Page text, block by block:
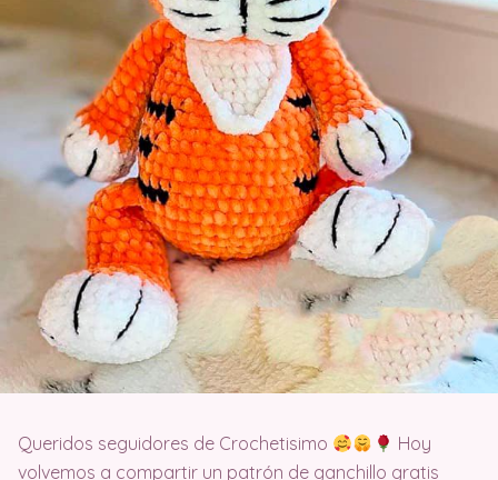
Queridos seguidores de Crochetisimo
Hoy
volvemos a compartir un patrón de ganchillo gratis